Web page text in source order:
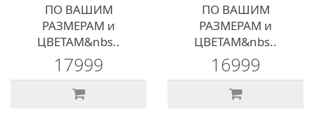
ПО ВАШИМ
РАЗМЕРАМ и
ЦВЕТАМ&nbs..
17999
ПО ВАШИМ
РАЗМЕРАМ и
ЦВЕТАМ&nbs..
16999